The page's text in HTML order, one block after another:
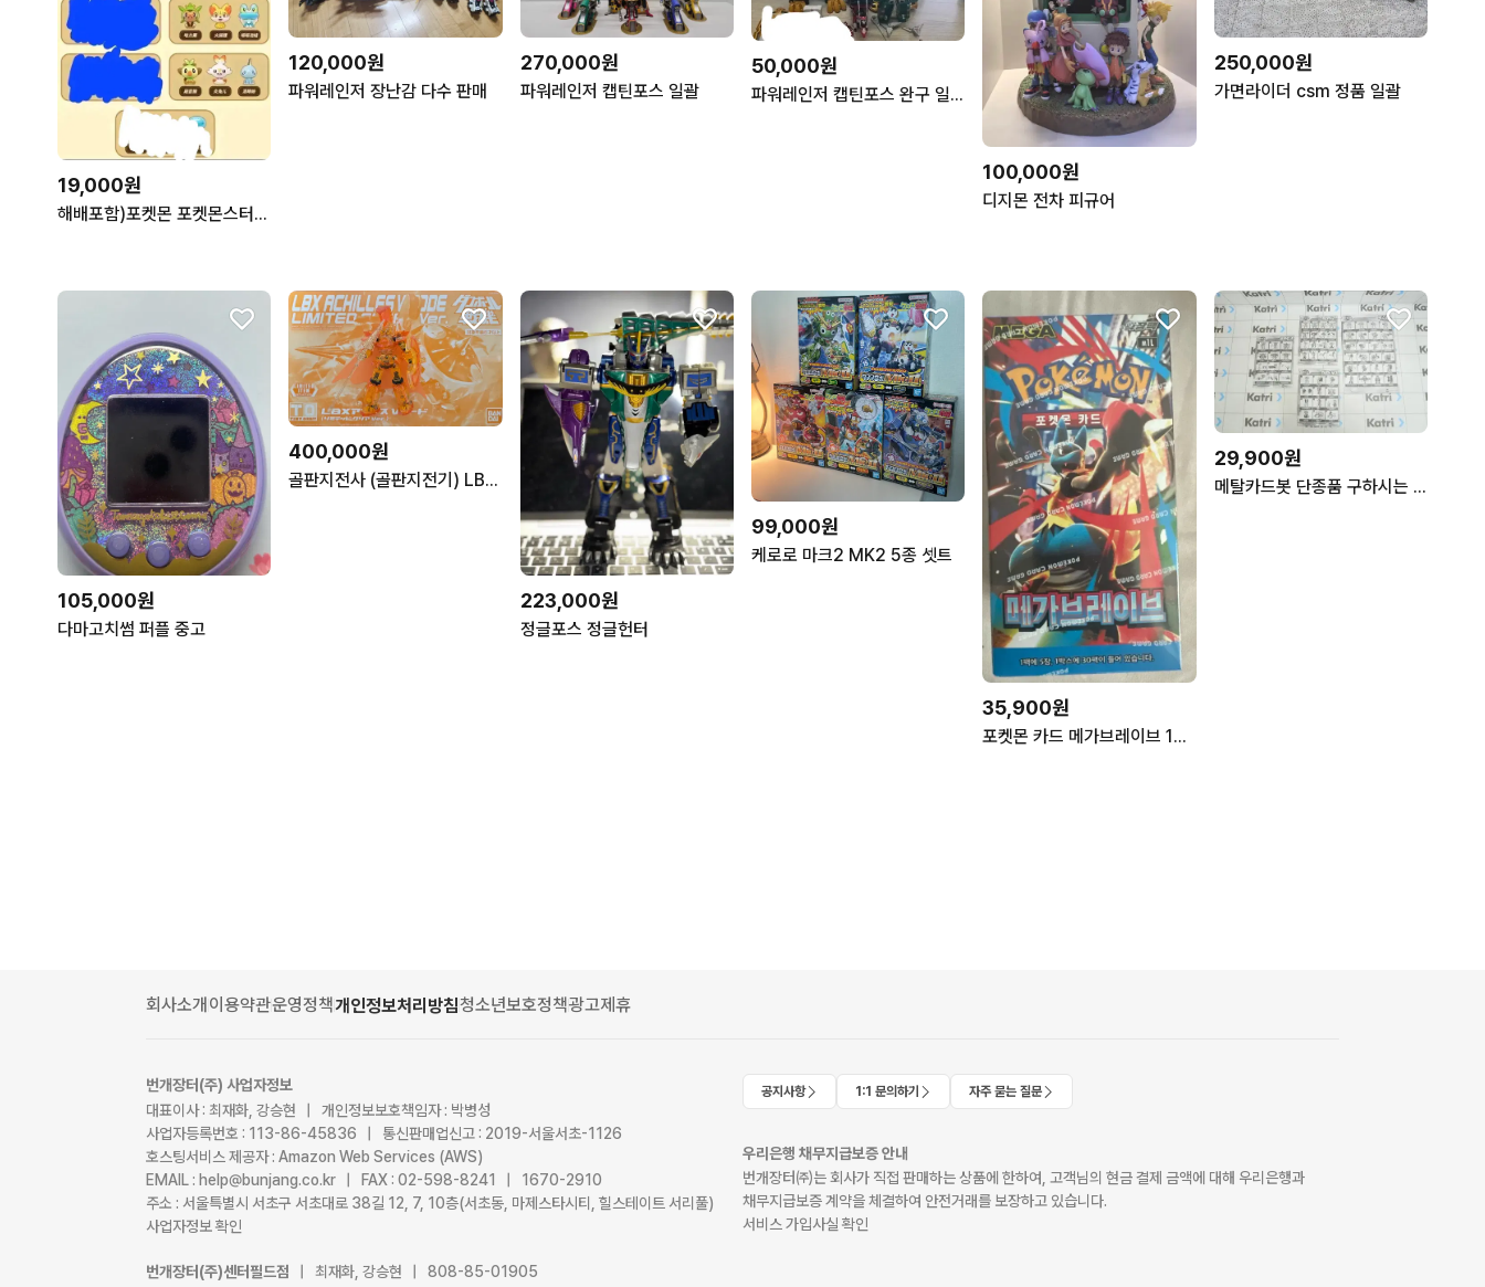
19,000원
해배포함)포켓몬 포켓몬스터 30주년 스타팅 피규어 박스 소분
120,000원
파워레인저 장난감 다수 판매
270,000원
파워레인저 캡틴포스 일괄
50,000원
파워레인저 캡틴포스 완구 일괄
100,000원
디지몬 전차 피규어
250,000원
가면라이더 csm 정품 일괄
105,000원
다마고치썸 퍼플 중고
400,000원
골판지전사 (골판지전기) LBX 일괄 판매합니다 - 1
223,000원
정글포스 정글헌터
99,000원
케로로 마크2 MK2 5종 셋트
35,900원
포켓몬 카드 메가브레이브 1박스 슈링크o
29,900원
메탈카드봇 단종품 구하시는 분들 주목
회사소개이용약관운영정책개인정보처리방침청소년보호정책광고제휴
번개장터(주) 사업자정보
대표이사 : 최재화, 강승현 | 개인정보보호책임자 : 박병성
사업자등록번호 : 113-86-45836 | 통신판매업신고 : 2019-서울서초-1126
호스팅서비스 제공자 : Amazon Web Services (AWS)
EMAIL : help@bunjang.co.kr | FAX : 02-598-8241 | 1670-2910
주소 : 서울특별시 서초구 서초대로 38길 12, 7, 10층(서초동, 마제스타시티, 힐스테이트 서리풀)
사업자정보 확인
번개장터(주)센터필드점
| 최재화, 강승현 | 808-85-01905
공지사항 1:1 문의하기 자주 묻는 질문
우리은행 채무지급보증 안내
번개장터㈜는 회사가 직접 판매하는 상품에 한하여, 고객님의 현금 결제 금액에 대해 우리은행과
채무지급보증 계약을 체결하여 안전거래를 보장하고 있습니다.
서비스 가입사실 확인